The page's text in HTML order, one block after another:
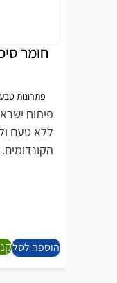
חומר סיכה על
פתרונות טבעיים לחיוניות
ללא טעם וללא ריח.
הקונדומים. מיוצר
קנייה מהירה